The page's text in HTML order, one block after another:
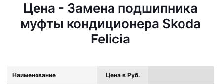
Цена - Замена подшипника
муфты кондиционера Skoda
Felicia
Наименование Цена в Руб.